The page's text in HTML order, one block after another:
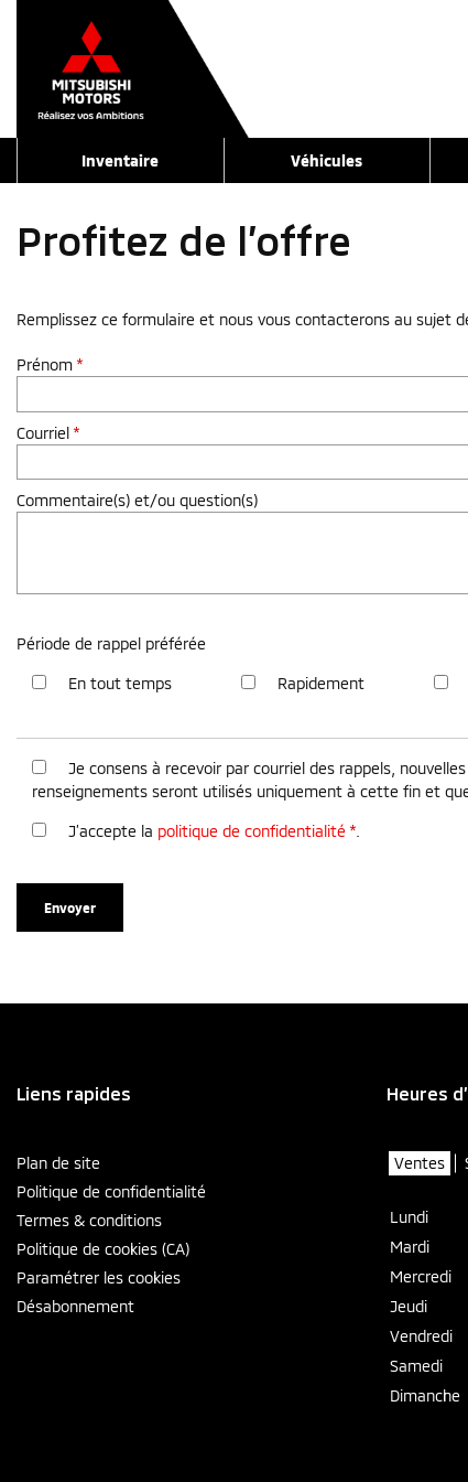
Inventaire Véhicules
Profitez de l’offre
Remplissez ce formulaire et nous vous contacterons au sujet
Prénom *
Courriel *
Commentaire(s) et/ou question(s)
Période de rappel préférée
En tout temps Rapidement
Je consens à recevoir par courriel des rappels,
renseignements seront utilisés uniquement à cette fin et
J’accepte la politique de confidentialité *
Liens rapides
Plan de site
Politique de confidentialité
Termes & conditions
Politique de cookies (CA)
Paramétrer les cookies
Désabonnement
Heures
Ventes
Lundi
Mardi
Mercredi
Jeudi
Vendredi
Samedi
Dimanche